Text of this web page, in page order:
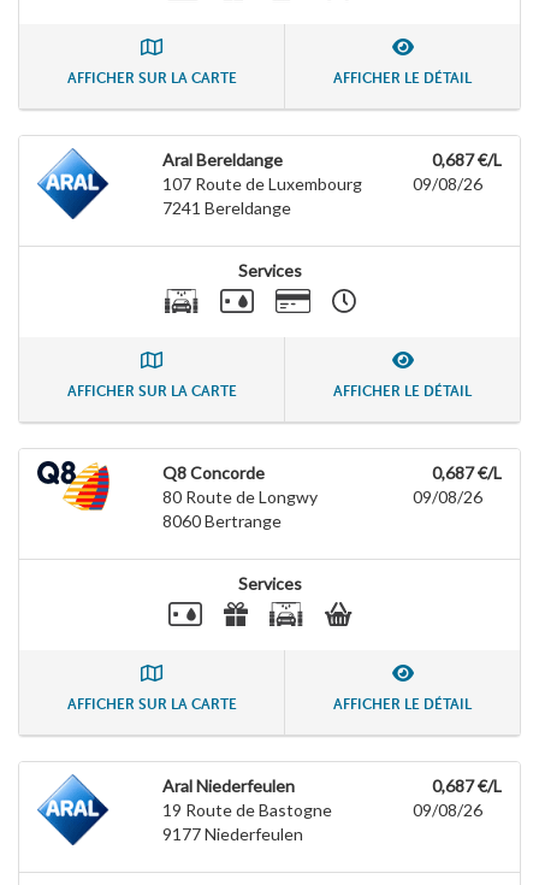
AFFICHER SUR LA CARTE AFFICHER LE DÉTAIL
Aral Bereldange
107 Route de Luxembourg
7241 Bereldange
0,687 €/L
09/08/26
Services
AFFICHER SUR LA CARTE AFFICHER LE DÉTAIL
Q8 Concorde
80 Route de Longwy
8060Bertrange
0,687 €/L
09/08/26
Services
AFFICHER SUR LA CARTE AFFICHER LE DÉTAIL
Aral Niederfeulen
19 Route de Bastogne
9177Niederfeulen
0,687 €/L
09/08/26